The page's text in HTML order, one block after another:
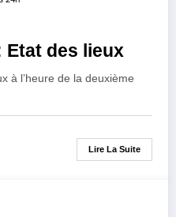
Etat des lieux
à l’heure de la deuxième
Lire La Suite